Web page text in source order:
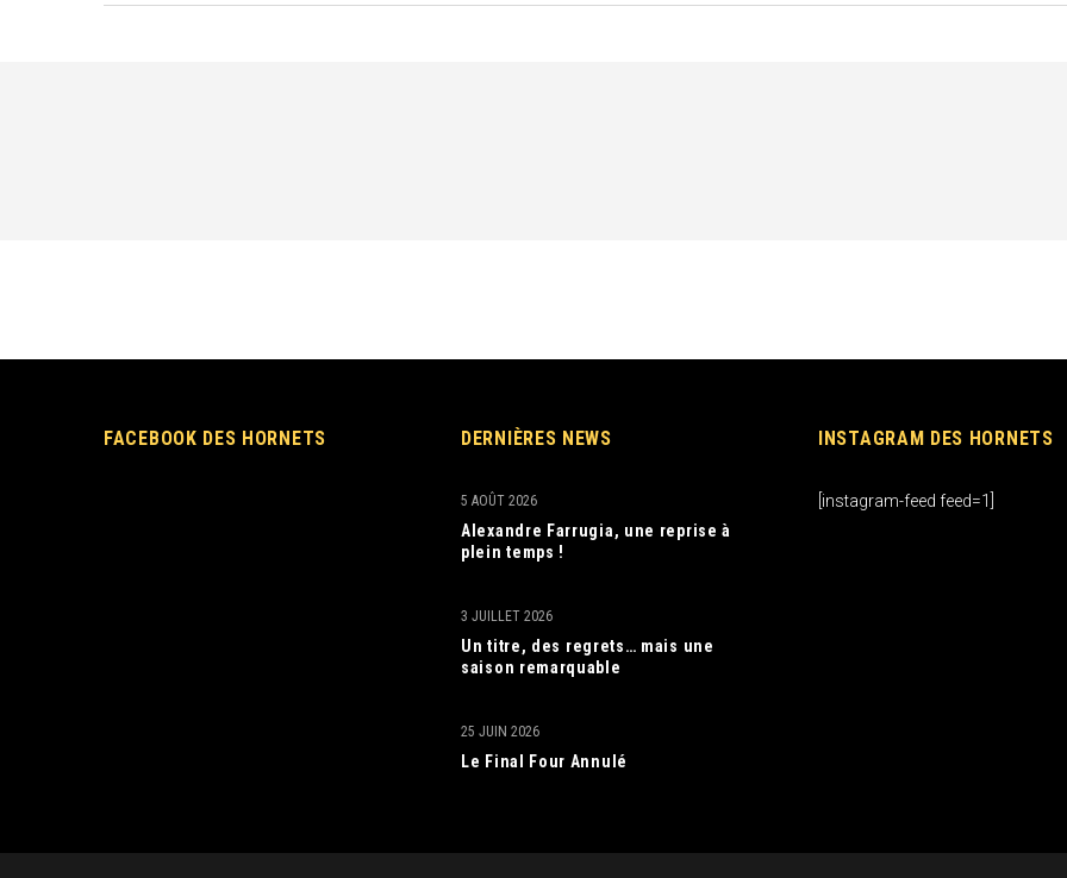
FACEBOOK DES HORNETS DERNIÈRES NEWS
Alexandre Farrugia, une reprise à
plein temps !
5 AOÛT 2026
Un titre, des regrets… mais une
saison remarquable
3 JUILLET 2026
Le Final Four Annulé
25 JUIN 2026
INSTAGRAM DES HORNETS
[instagram-feed feed=1]